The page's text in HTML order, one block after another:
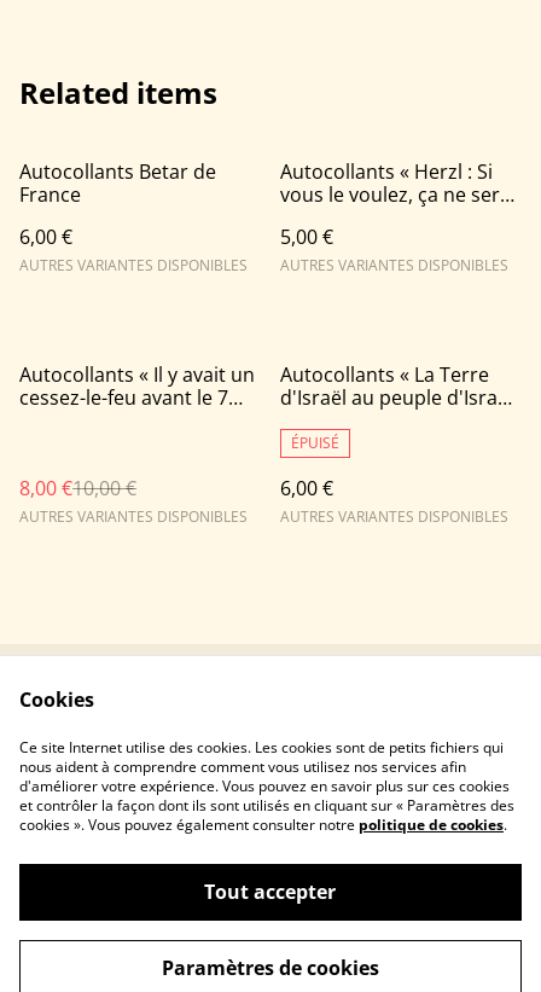
Related items
Autocollants Betar de
France
6,00 €
AUTRES VARIANTES DISPONIBLES
Autocollants « Herzl : Si
vous le voulez, ça ne sera
5,00 €
AUTRES VARIANTES DISPONIBLES
%
Autocollants « Il y avait un
cessez-le-feu avant le 7
8,00 €10,00 €
AUTRES VARIANTES DISPONIBLES
Autocollants « La Terre
d'Israël au peuple d'Israël
ÉPUISÉ
6,00 €
AUTRES VARIANTES DISPONIBLES
Politique de
confidentialité
Politique de cookies
©2026Mouvement des Étudiants Juifs Français
powered by
Cookies
Ce site Internet utilise des cookies. Les cookies sont de petits fichiers qui
nous aident à comprendre comment vous utilisez nos services afin
d'améliorer votre expérience. Vous pouvez en savoir plus sur ces cookies
et contrôler la façon dont ils sont utilisés en cliquant sur « Paramètres des
cookies ». Vous pouvez également consulter notre politique de cookies.
Tout accepter
Paramètres de cookies